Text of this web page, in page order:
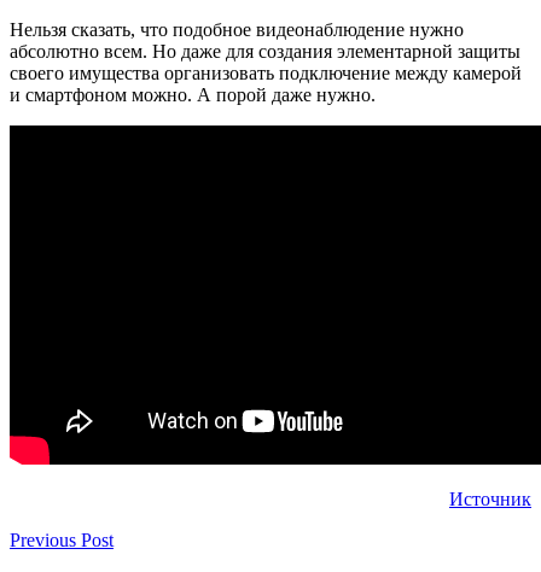
Нельзя сказать, что подобное видеонаблюдение нужно
абсолютно всем. Но даже для создания элементарной защиты
своего имущества организовать подключение между камерой
и смартфоном можно. А порой даже нужно.
Источник
Previous Post